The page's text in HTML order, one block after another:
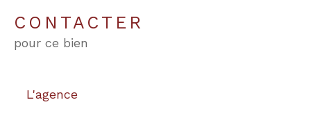
CONTACTER
pour ce bien
L'agence